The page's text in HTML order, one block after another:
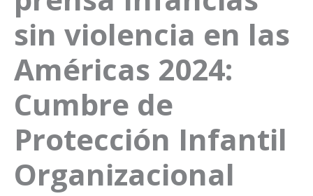
sin violencia en las
Américas 2024:
Cumbre de
Protección Infantil
Organizacional